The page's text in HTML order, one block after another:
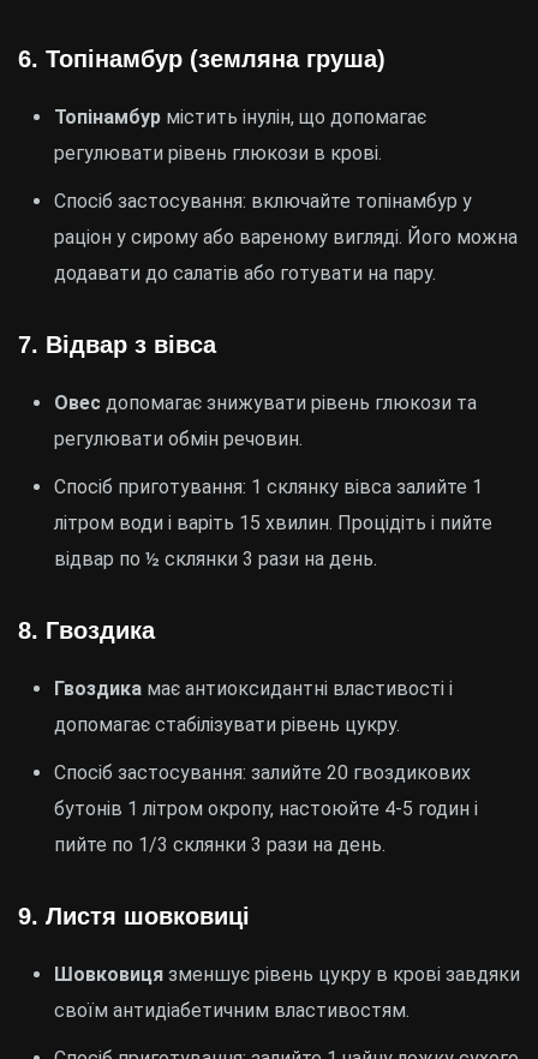
6. Топінамбур (земляна груша)
Топінамбур містить інулін, що допомагає
регулювати рівень глюкози в крові.
Спосіб застосування: включайте топінамбур у
раціон у сирому або вареному вигляді. Його можна
додавати до салатів або готувати на пару.
7. Відвар з вівса
Овес допомагає знижувати рівень глюкози та
регулювати обмін речовин.
Спосіб приготування: 1 склянку вівса залийте 1
літром води і варіть 15 хвилин. Процідіть і пийте
відвар по ½ склянки 3 рази на день.
8. Гвоздика
Гвоздика має антиоксидантні властивості і
допомагає стабілізувати рівень цукру.
Спосіб застосування: залийте 20 гвоздикових
бутонів 1 літром окропу, настоюйте 4-5 годин і
пийте по 1/3 склянки 3 рази на день.
9. Листя шовковиці
Шовковиця зменшує рівень цукру в крові завдяки
своїм антидіабетичним властивостям.